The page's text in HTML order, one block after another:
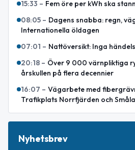
15:33 – Fem öre per kWh ska
08:05 – Dagens snabba: regn,
Internationella öldagen
07:01 – Nattöversikt: Inga
20:18 – Över 9 000 värnpliktiga
årskullen på flera decennier
16:07 – Vägarbete med
Trafikplats Norrfjärden och
Nyhetsbrev